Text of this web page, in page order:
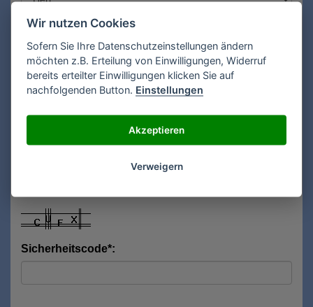
Vorname*:
Nachname*:
E-Mail**:
Sicherheitscode*:
Wir nutzen Cookies
Sofern Sie Ihre Datenschutzeinstellungen ändern
möchten z.B. Erteilung von Einwilligungen, Widerruf
bereits erteilter Einwilligungen klicken Sie auf
nachfolgenden Button. Einstellungen
Akzeptieren
Verweigern